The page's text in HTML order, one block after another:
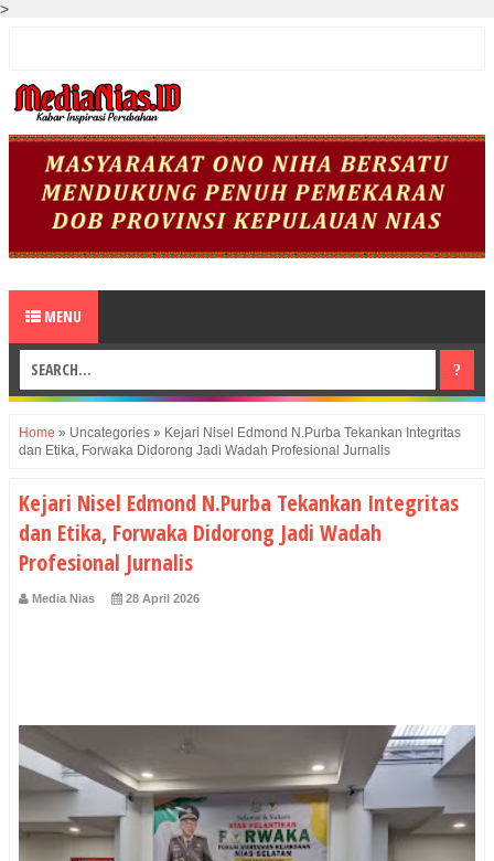
>
MENU
Home » Uncategories » Kejari Nisel Edmond N.Purba Tekankan Integritas
dan Etika, Forwaka Didorong Jadi Wadah Profesional Jurnalis
Kejari Nisel Edmond N.Purba Tekankan Integritas
dan Etika, Forwaka Didorong Jadi Wadah
Profesional Jurnalis
Media Nias 28 April 2026